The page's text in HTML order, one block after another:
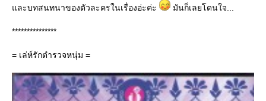
ละบทสนทนาของตัวละครในเรื่องอ่ะค่ะ
มันก็เลยโดนใจ...
***************
= เล่ห์รักตำรวจหนุ่ม =